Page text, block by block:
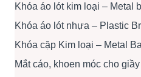
Khóa áo lót kim loại – Metal
Khóa áo lót nhựa – Plastic
Khóa cặp Kim loại – Metal
Mắt cáo, khoen móc cho